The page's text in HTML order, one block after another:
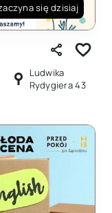
się dzisiaj
Ludwika
Rydygiera 43